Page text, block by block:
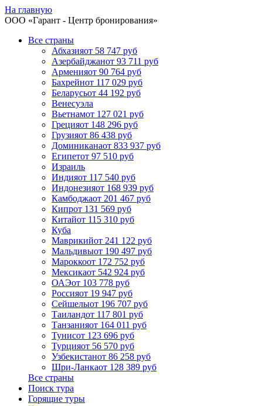
На главную
ООО «Гарант - Центр бронирования»
Все страны
Абхазияот 58 747 руб
Азербайджанот 93 711 руб
Арменияот 90 764 руб
Бахрейнот 117 029 руб
Беларусьот 44 192 руб
Венесуэла
Вьетнамот 127 021 руб
Грецияот 148 296 руб
Грузияот 86 438 руб
Доминиканаот 833 937 руб
Египетот 97 510 руб
Израиль
Индияот 117 540 руб
Индонезияот 168 939 руб
Камбоджаот 201 467 руб
Кипрот 131 569 руб
Китайот 115 310 руб
Куба
Маврикийот 241 122 руб
Мальдивыот 190 497 руб
Мароккоот 172 752 руб
Мексикаот 542 924 руб
ОАЭот 103 778 руб
Россияот 19 947 руб
Сейшелыот 196 707 руб
Таиландот 117 801 руб
Танзанияот 164 011 руб
Тунисот 123 696 руб
Турцияот 56 570 руб
Узбекистанот 86 258 руб
Шри-Ланкаот 128 389 руб
Все страны
Поиск тура
Горящие туры